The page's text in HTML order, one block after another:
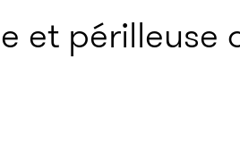
et périlleuse